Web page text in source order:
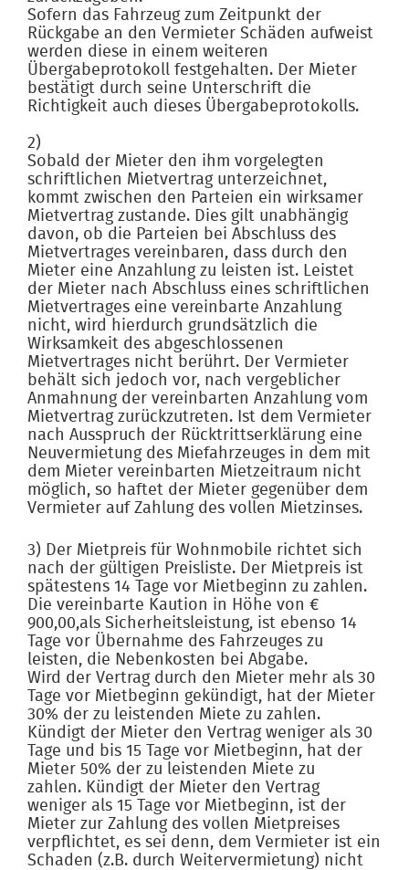
Sofern das Fahrzeug zum Zeitpunkt der
Rückgabe an den Vermieter Schäden aufweist
werden diese in einem weiteren
Übergabeprotokoll festgehalten. Der Mieter
bestätigt durch seine Unterschrift die
Richtigkeit auch dieses Übergabeprotokolls.
2)
Sobald der Mieter den ihm vorgelegten
schriftlichen Mietvertrag unterzeichnet,
kommt zwischen den Parteien ein wirksamer
Mietvertrag zustande. Dies gilt unabhängig
davon, ob die Parteien bei Abschluss des
Mietvertrages vereinbaren, dass durch den
Mieter eine Anzahlung zu leisten ist. Leistet
der Mieter nach Abschluss eines schriftlichen
Mietvertrages eine vereinbarte Anzahlung
nicht, wird hierdurch grundsätzlich die
Wirksamkeit des abgeschlossenen
Mietvertrages nicht berührt. Der Vermieter
behält sich jedoch vor, nach vergeblicher
Anmahnung der vereinbarten Anzahlung vom
Mietvertrag zurückzutreten. Ist dem Vermieter
nach Ausspruch der Rücktrittserklärung eine
Neuvermietung des Miefahrzeuges in dem mit
dem Mieter vereinbarten Mietzeitraum nicht
möglich, so haftet der Mieter gegenüber dem
Vermieter auf Zahlung des vollen Mietzinses.
3) Der Mietpreis für Wohnmobile richtet sich
nach der gültigen Preisliste. Der Mietpreis ist
spätestens 14 Tage vor Mietbeginn zu zahlen.
Die vereinbarte Kaution in Höhe von €
900,00,als Sicherheitsleistung, ist ebenso 14
Tage vor Übernahme des Fahrzeuges zu
leisten, die Nebenkosten bei Abgabe.
Wird der Vertrag durch den Mieter mehr als 30
Tage vor Mietbeginn gekündigt, hat der Mieter
30% der zu leistenden Miete zu zahlen.
Kündigt der Mieter den Vertrag weniger als 30
Tage und bis 15 Tage vor Mietbeginn, hat der
Mieter 50% der zu leistenden Miete zu
zahlen. Kündigt der Mieter den Vertrag
weniger als 15 Tage vor Mietbeginn, ist der
Mieter zur Zahlung des vollen Mietpreises
verpflichtet, es sei denn, dem Vermieter ist ein
Schaden (z.B. durch Weitervermietung) nicht